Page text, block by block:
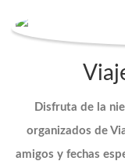
Disfruta de la
organizados de
amigos y fechas